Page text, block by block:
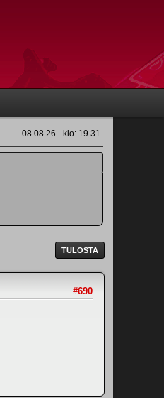
08.08.26 - klo: 19.31
TULOSTA
#690